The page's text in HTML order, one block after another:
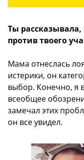
Ты
против твоего
Мама отнеслась
истерики, он
выбор. Конечно, я
всеобщее
замечал этих
он все увидел.